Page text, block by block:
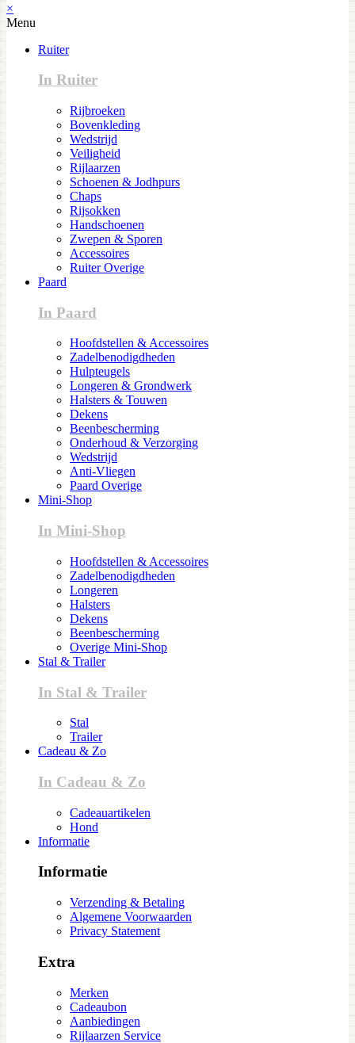
×
Menu
Ruiter
In Ruiter
Rijbroeken
Bovenkleding
Wedstrijd
Veiligheid
Rijlaarzen
Schoenen & Jodhpurs
Chaps
Rijsokken
Handschoenen
Zwepen & Sporen
Accessoires
Ruiter Overige
Paard
In Paard
Hoofdstellen & Accessoires
Zadelbenodigdheden
Hulpteugels
Longeren & Grondwerk
Halsters & Touwen
Dekens
Beenbescherming
Onderhoud & Verzorging
Wedstrijd
Anti-Vliegen
Paard Overige
Mini-Shop
In Mini-Shop
Hoofdstellen & Accessoires
Zadelbenodigdheden
Longeren
Halsters
Dekens
Beenbescherming
Overige Mini-Shop
Stal & Trailer
In Stal & Trailer
Stal
Trailer
Cadeau & Zo
In Cadeau & Zo
Cadeauartikelen
Hond
Informatie
Informatie
Verzending & Betaling
Algemene Voorwaarden
Privacy Statement
Extra
Merken
Cadeaubon
Aanbiedingen
Rijlaarzen Service